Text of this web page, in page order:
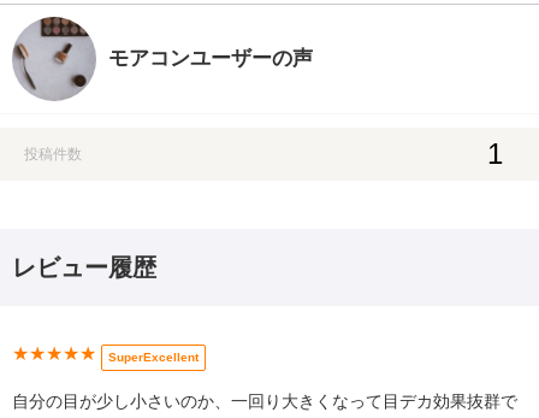
モアコンユーザーの声
投稿件数 1
レビュー履歴
★★★★★ SuperExcellent
自分の目が少し小さいのか、一回り大きくなって目デカ効果抜群で